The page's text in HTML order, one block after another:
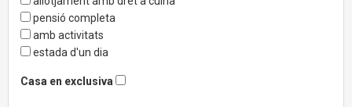
pensió completa
amb activitats
estada d'un dia
Casa en exclusiva